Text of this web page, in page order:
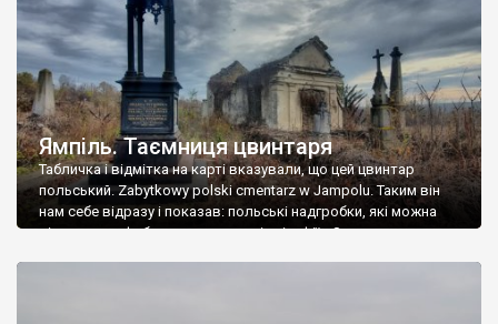
Ямпіль. Таємниця цвинтаря
Табличка і відмітка на карті вказували, що цей цвинтар
польський. Zabytkowy polski cmentarz w Jampolu. Таким він
нам себе відразу і показав: польські надгробки, які можна
віднести до фабричних, польські епітафії… Загалом цвинтар